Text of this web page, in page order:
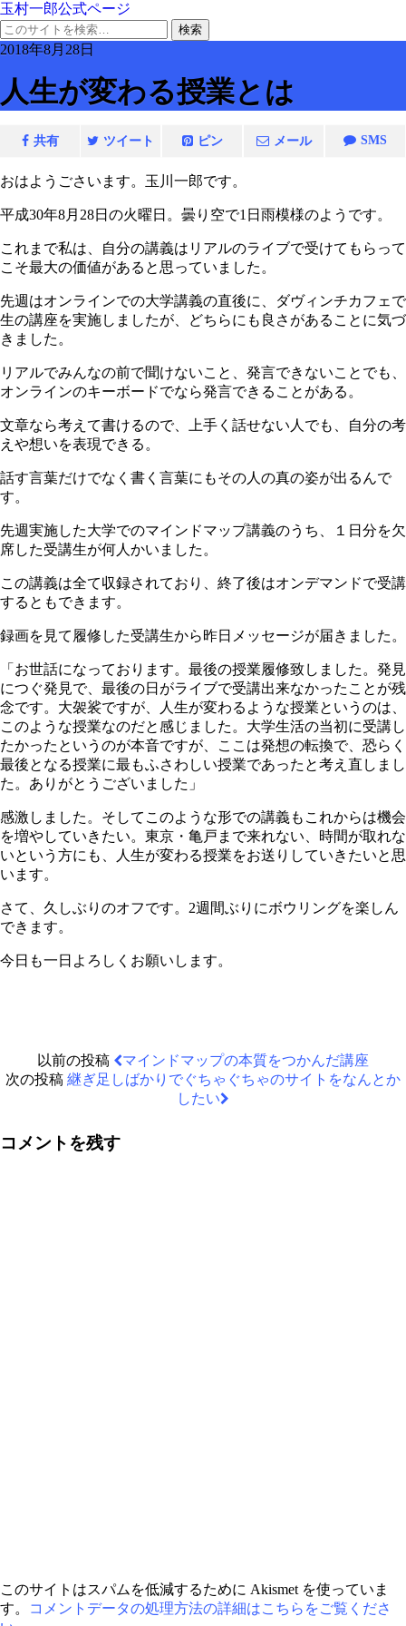
玉村一郎公式ページ
2018年8月28日
人生が変わる授業とは
共有 ツイート ピン メール SMS
おはようごさいます。玉川一郎です。
平成30年8月28日の火曜日。曇り空で1日雨模様のようです。
これまで私は、自分の講義はリアルのライブで受けてもらって
こそ最大の価値があると思っていました。
先週はオンラインでの大学講義の直後に、ダヴィンチカフェで
生の講座を実施しましたが、どちらにも良さがあることに気づ
きました。
リアルでみんなの前で聞けないこと、発言できないことでも、
オンラインのキーボードでなら発言できることがある。
文章なら考えて書けるので、上手く話せない人でも、自分の考
えや想いを表現できる。
話す言葉だけでなく書く言葉にもその人の真の姿が出るんで
す。
先週実施した大学でのマインドマップ講義のうち、１日分を欠
席した受講生が何人かいました。
この講義は全て収録されており、終了後はオンデマンドで受講
するともできます。
録画を見て履修した受講生から昨日メッセージが届きました。
「お世話になっております。最後の授業履修致しました。発見
につぐ発見で、最後の日がライブで受講出来なかったことが残
念です。大袈裟ですが、人生が変わるような授業というのは、
このような授業なのだと感じました。大学生活の当初に受講し
たかったというのが本音ですが、ここは発想の転換で、恐らく
最後となる授業に最もふさわしい授業であったと考え直しまし
た。ありがとうございました」
感激しました。そしてこのような形での講義もこれからは機会
を増やしていきたい。東京・亀戸まで来れない、時間が取れな
いという方にも、人生が変わる授業をお送りしていきたいと思
います。
さて、久しぶりのオフです。2週間ぶりにボウリングを楽しん
できます。
今日も一日よろしくお願いします。
以前の投稿
マインドマップの本質をつかんだ講座
次の投稿 継ぎ足しばかりでぐちゃぐちゃのサイトをなんとか
したい
コメントを残す
このサイトはスパムを低減するために Akismet を使っていま
す。
コメントデータの処理方法の詳細はこちらをご覧くださ